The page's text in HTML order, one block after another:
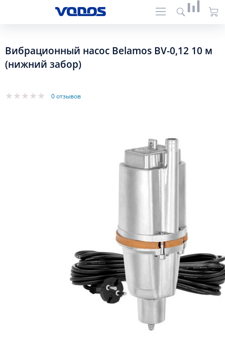
Вибрационный насос Belamos BV-0,12 10 м
(нижний забор)
0 отзывов